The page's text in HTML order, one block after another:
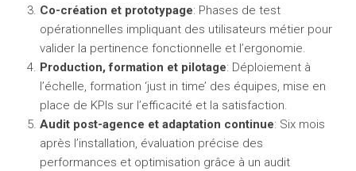
Co-création et prototypage: Phases de test
opérationnelles impliquant des utilisateurs métier pour
valider la pertinence fonctionnelle et l’ergonomie.
Production, formation et pilotage: Déploiement à
l’échelle, formation ‘just in time’ des équipes, mise en
place de KPIs sur l’efficacité et la satisfaction.
Audit post-agence et adaptation continue: Six mois
après l’installation, évaluation précise des
performances et optimisation grâce à un audit